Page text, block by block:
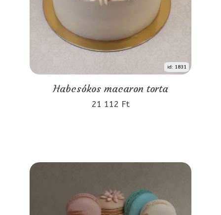
id: 1831
Habcsókos macaron torta
21 112 Ft